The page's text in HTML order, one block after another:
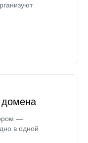
домена
—
в одной